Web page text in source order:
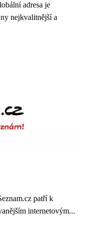
adresa je
nejkvalitnější a
patří k
internetovým...